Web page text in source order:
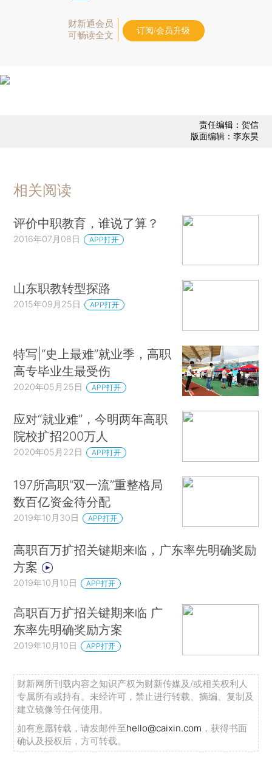
财新通会员
可畅读全文
订阅/会员升级
责任编辑：贺信
版面编辑：李东昊
相关阅读
评价中职教育，谁说了算？
2016年07月08日 APP打开
山东职教转型探路
2015年09月25日 APP打开
特写|“史上最难”就业季，高职
高专毕业生最受伤
2020年05月25日 APP打开
应对“就业难”，今明两年高职
院校扩招200万人
2020年05月22日 APP打开
197所高职“双一流”重整格局
数百亿资金待分配
2019年10月30日 APP打开
高职百万扩招关键期来临，广东率先明确奖励
方案
2019年10月10日 APP打开
高职百万扩招关键期来临 广
东率先明确奖励方案
2019年10月10日 APP打开
财新网所刊载内容之知识产权为财新传媒及/或相关权利人
专属所有或持有。未经许可，禁止进行转载、摘编、复制及
建立镜像等任何使用。
如有意愿转载，请发邮件至hello@caixin.com ，获得书面
确认及授权后，方可转载。